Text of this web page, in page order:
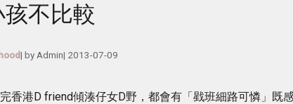
孩不比較
| by Admin| 2013-07-09
香港D friend傾湊仔女D野，都會有「戥班細路可憐」既